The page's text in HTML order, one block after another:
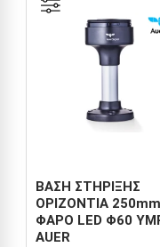
ΒΑΣΗ ΣΤΗΡΙΞΗΣ
ΟΡΙΖΟΝΤΙΑ
ΦΑΡΟ LED Φ60
AUER